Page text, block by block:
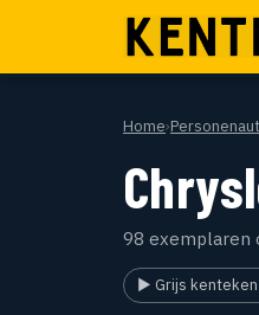
Home›
98 exemplaren
▶ Grijs